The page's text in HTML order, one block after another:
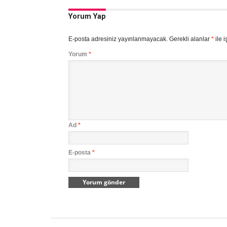
Yorum Yap
E-posta adresiniz yayınlanmayacak. Gerekli alanlar *ile
Yorum *
Ad *
E-posta *